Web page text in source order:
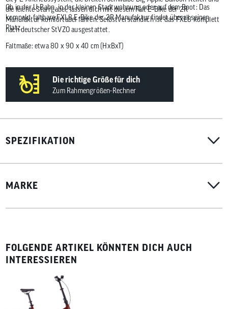
die leichte Starrgabel, lassen dich mit diesem Falt E-Bike der 2R
Manufaktur komfortabel fahren. Selbstverständlich ist das FXL8 komplett
nach deutscher StVZO ausgestattet.
Ob in der U-Bahn, in der kleinen Stadtwohnung oder auf dem Boot: Das
kompakt faltbare FXL8 E-Bike der 2R Manufaktur findet überall seinen
Platz.
Faltmaße: etwa 80 x 90 x 40 cm (HxBxT)
Die richtige Größe für dich
Zum Rahmengrößen-Rechner
SPEZIFIKATION
MARKE
FOLGENDE ARTIKEL KÖNNTEN DICH AUCH
INTERESSIEREN